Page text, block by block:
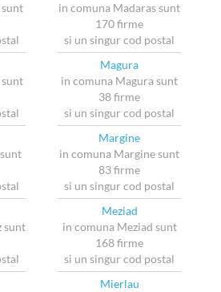
in comuna Madaras sunt
170 firme
si un singur cod postal
Magura
in comuna Magura sunt
38 firme
si un singur cod postal
Margine
in comuna Margine sunt
83 firme
si un singur cod postal
sunt
Meziad
in comuna Meziad sunt
168 firme
si un singur cod postal
Mierlau